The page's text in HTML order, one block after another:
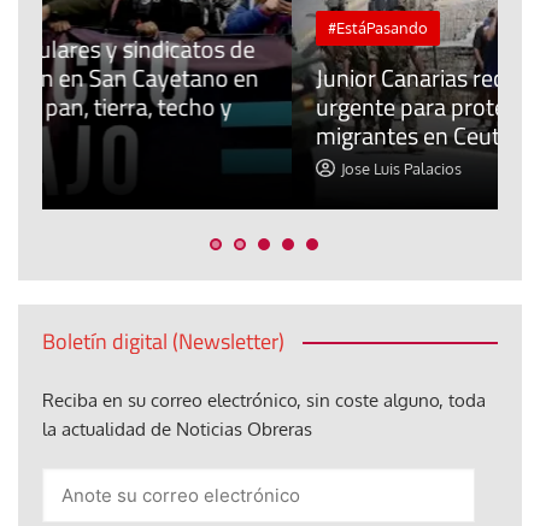
#EstáPasando
Junior Canarias reclama una respuesta
urgente para proteger a los menores
migrantes en Ceuta
Boletín digital (Newsletter)
Reciba en su correo electrónico, sin coste alguno, toda
la actualidad de Noticias Obreras